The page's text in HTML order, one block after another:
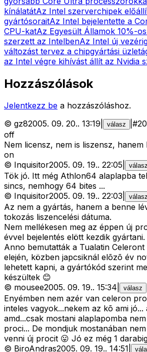
kínálatátAz Intel szerverchipek
gyártósoraitAz Intel bejelentette a
CPU-katAz Egyesült Államok 10%-
szerzett az IntelbenAz Intel új
változást tervez a chipgyártási
az Intel végre kihívást állít az Nvidia
Hozzászólások
Jelentkezz be a hozzászóláshoz.
© gz82005. 09. 20.. 13:19 válasz #20
off
Nem licensz, nem is liszensz, hanem
on
© Inquisitor2005. 09. 19.. 22:05 válasz
Tök jó. Itt még Athlon64 alaplapba
sincs, nemhogy 64 bites ...
© Inquisitor2005. 09. 19.. 22:03 válasz
Az nem a gyártás, hanem a benne
tokozás liszencelési dátuma.
Nem mellékesen meg az éppen új
évvel bejelentés elött kezdik gyártani.
Anno bemutatták a Tualatin
elején, közben japcsiknál elõzõ év
lehetett kapni, a gyártókód szerint
készültek 😊
© mousee2005. 09. 19.. 15:34 válasz
Enyémben nem azér van celeron
inteles vagyok...nekem az kõ ami
amd...csak mostani alaplapomba
proci... De mondjuk mostanában
venni új procit 😛 Jó ez még 1
© BiroAndras2005. 09. 19.. 14:51